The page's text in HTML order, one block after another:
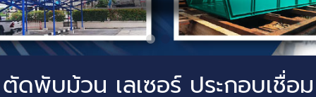
ตัดพับม้วน เลเซอร์ ประกอบเชื่อม